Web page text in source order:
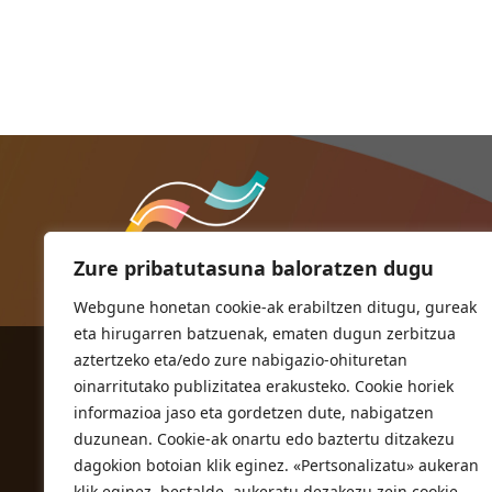
Zure pribatutasuna baloratzen dugu
Webgune honetan cookie-ak erabiltzen ditugu, gureak
eta hirugarren batzuenak, ematen dugun zerbitzua
aztertzeko eta/edo zure nabigazio-ohituretan
oinarritutako publizitatea erakusteko. Cookie horiek
informazioa jaso eta gordetzen dute, nabigatzen
duzunean. Cookie-ak onartu edo baztertu ditzakezu
dagokion botoian klik eginez. «Pertsonalizatu» aukeran
ORIOKO UDALA
Herriko plaza,1
20810 Orio (Gipuzkoa)
T. 943 83 03 46